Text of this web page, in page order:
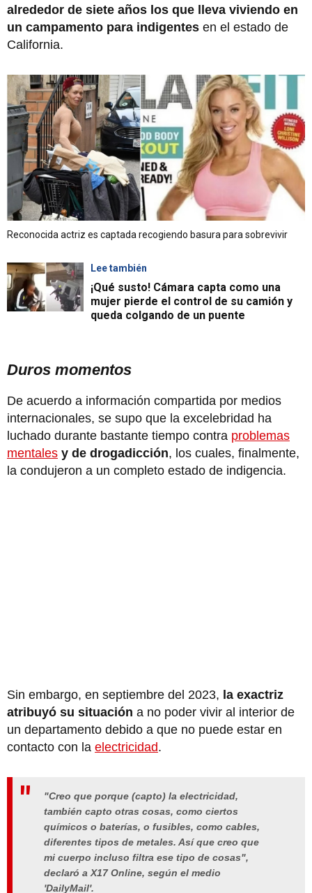
alrededor de siete años los que lleva viviendo en
un campamento para indigentes en el estado de
California.
Reconocida actriz es captada recogiendo basura para sobrevivir
Lee también
¡Qué susto! Cámara capta como una
mujer pierde el control de su camión y
queda colgando de un puente
Duros momentos
De acuerdo a información compartida por medios
internacionales, se supo que la excelebridad ha
luchado durante bastante tiempo contra problemas
mentales y de drogadicción, los cuales, finalmente,
la condujeron a un completo estado de indigencia.
Sin embargo, en septiembre del 2023, la exactriz
atribuyó su situación a no poder vivir al interior de
un departamento debido a que no puede estar en
contacto con la electricidad.
"Creo que porque (capto) la electricidad,
también capto otras cosas, como ciertos
químicos o baterías, o fusibles, como cables,
diferentes tipos de metales. Así que creo que
mi cuerpo incluso filtra ese tipo de cosas",
declaró a X17 Online, según el medio
'DailyMail'.